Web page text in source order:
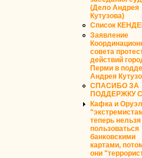
(Дело Андрея
Кутузова)
Список
Заявление
совета
действий
Перми в
Андрея
СПАСИБО ЗА
ПОДДЕРЖКУ
Кафка и
теперь нельзя
пользоваться
банковскими
картами,
они